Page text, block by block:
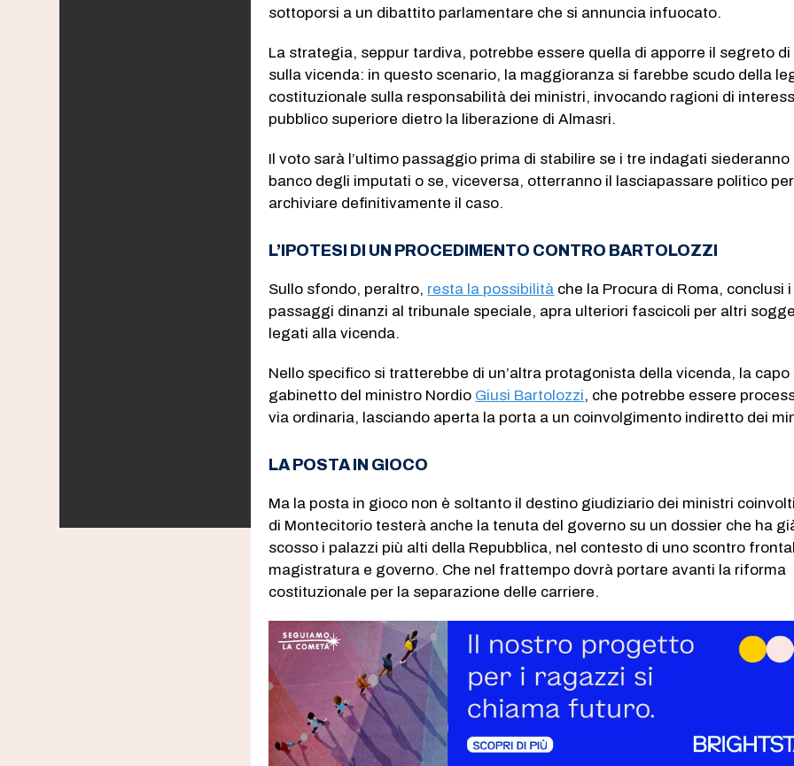
sottoporsi a un dibattito parlamentare che si annuncia infuocato.
La strategia, seppur tardiva, potrebbe essere quella di apporre il segreto
sulla vicenda: in questo scenario, la maggioranza si farebbe scudo della
costituzionale sulla responsabilità dei ministri, invocando ragioni di
pubblico superiore dietro la liberazione di Almasri.
Il voto sarà l’ultimo passaggio prima di stabilire se i tre indagati siederanno
banco degli imputati o se, viceversa, otterranno il lasciapassare politico per
archiviare definitivamente il caso.
L’IPOTESI DI UN PROCEDIMENTO CONTRO BARTOLOZZI
Sullo sfondo, peraltro, resta la possibilità che la Procura di Roma, conclusi i
passaggi dinanzi al tribunale speciale, apra ulteriori fascicoli per altri
legati alla vicenda.
Nello specifico si tratterebbe di un’altra protagonista della vicenda, la capo
gabinetto del ministro Nordio Giusi Bartolozzi, che potrebbe essere
via ordinaria, lasciando aperta la porta a un coinvolgimento indiretto dei
LA POSTA IN GIOCO
Ma la posta in gioco non è soltanto il destino giudiziario dei ministri
di Montecitorio testerà anche la tenuta del governo su un dossier che ha
scosso i palazzi più alti della Repubblica, nel contesto di uno scontro
magistratura e governo. Che nel frattempo dovrà portare avanti la riforma
costituzionale per la separazione delle carriere.